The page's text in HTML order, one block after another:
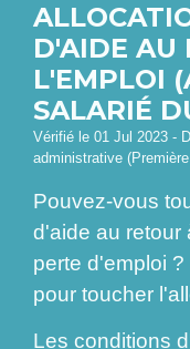
D'AIDE AU
L'EMPLOI
SALARIÉ
Vérifié le 01 Jul 2023 -
administrative
Pouvez-vous
d'aide au retour
perte d'emploi
pour toucher
Les conditions